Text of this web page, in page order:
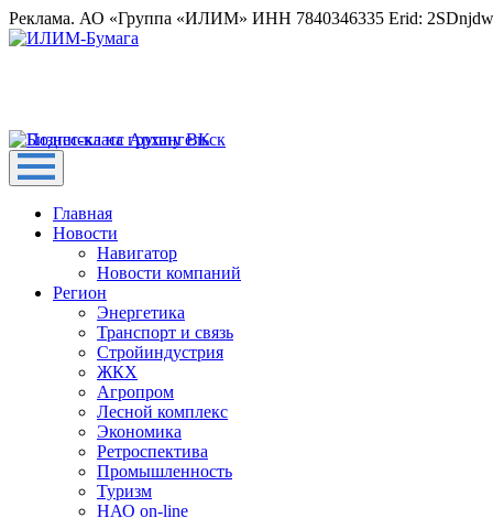
Реклама. АО «Группа «ИЛИМ» ИНН 7840346335 Erid:
Главная
Новости
Навигатор
Новости компаний
Регион
Энергетика
Транспорт и связь
Стройиндустрия
ЖКХ
Агропром
Лесной комплекс
Экономика
Ретроспектива
Промышленность
Туризм
НАО on-line